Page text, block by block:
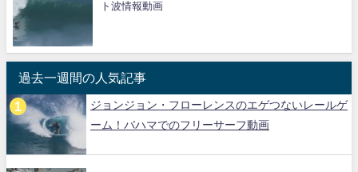
ト波情報動画
過去一週間の人気記事
ジョンジョン・フローレンスのエゲつないレールゲ
ーム！バハマでのフリーサーフ動画